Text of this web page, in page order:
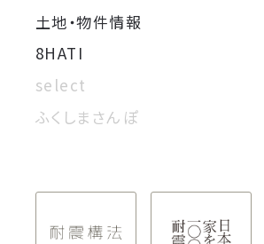
土地・物件情報
8HATI
select
ふくしまさんぽ